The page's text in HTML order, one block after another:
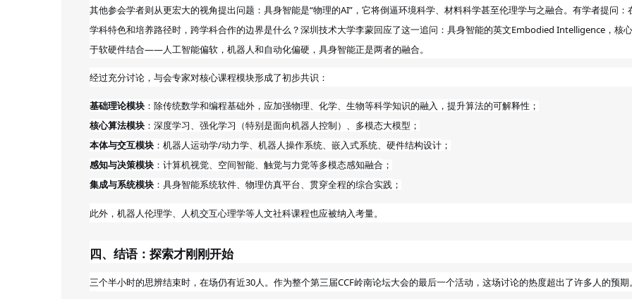
其他参会学者则从更宏大的视角提出问题：具身智能是“物理的AI”，它将倒逼环境科学、材料科学甚至伦理学与之融合。 有学者提问：
学科特色和培养路径时，跨学科合作的边界是什么？深圳技术大学李蒙回应了这一追问：具身智能的英文Embodied Intelligence，核
于软硬件结合——人工智能偏软，机器人和自动化偏硬，具身智能正是两者的融合。
经过充分讨论，与会专家对核心课程模块形成了初步共识：
基础理论模块 ：除传统数学和编程基础外，应加强物理、化学、生物等科学知识的融入，提升算法的可解释性 ；
核心算法模块 ：深度学习、强化学习（特别是面向机器人控制）、多模态大模型 ；
本体与交互模块 ：机器人运动学/动力学、机器人操作系统、嵌入式系统、硬件结构设计 ；
感知与决策模块 ：计算机视觉、空间智能、触觉与力觉等多模态感知融合 ；
集成与系统模块 ：具身智能系统软件、物理仿真平台、贯穿全程的综合实践 ；
此外，机器人伦理学、人机交互心理学等人文社科课程也应被纳入考量。
四、结语：探索才刚刚开始
三个半小时的思辨结束时，在场仍有近30人。作为整个第三届CCF岭南论坛大会的最后一个活动，这场讨论的热度超出了许多人的预期。